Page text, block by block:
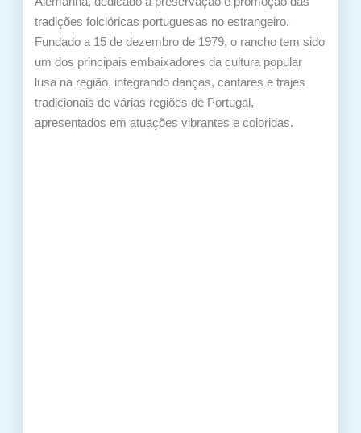
tradições folclóricas portuguesas no estrangeiro.
Fundado a 15 de dezembro de 1979, o rancho tem sido
um dos principais embaixadores da cultura popular
lusa na região, integrando danças, cantares e trajes
tradicionais de várias regiões de Portugal,
apresentados em atuações vibrantes e coloridas.